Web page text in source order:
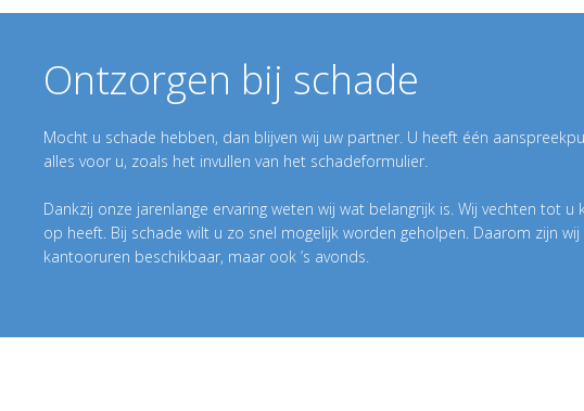
Ontzorgen bij schade
Mocht u schade hebben, dan blijven wij uw partner. U heeft één
alles voor u, zoals het invullen van het schadeformulier.
Dankzij onze jarenlange ervaring weten wij wat belangrijk is. Wij vechten tot u
op heeft. Bij schade wilt u zo snel mogelijk worden geholpen. Daarom zijn
kantooruren beschikbaar, maar ook ’s avonds.